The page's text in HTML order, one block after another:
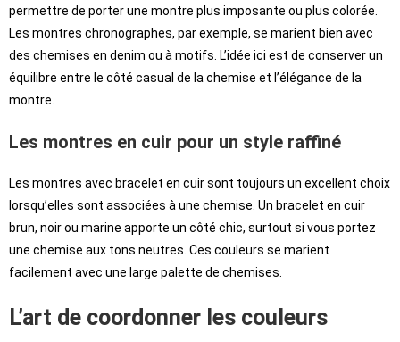
permettre de porter une montre plus imposante ou plus colorée.
Les montres chronographes, par exemple, se marient bien avec
des chemises en denim ou à motifs. L’idée ici est de conserver un
équilibre entre le côté casual de la chemise et l’élégance de la
montre.
Les montres en cuir pour un style raffiné
Les montres avec bracelet en cuir sont toujours un excellent choix
lorsqu’elles sont associées à une chemise. Un bracelet en cuir
brun, noir ou marine apporte un côté chic, surtout si vous portez
une chemise aux tons neutres. Ces couleurs se marient
facilement avec une large palette de chemises.
L’art de coordonner les couleurs